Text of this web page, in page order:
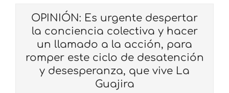
OPINIÓN: Es urgente despertar
la conciencia colectiva y hacer
un llamado a la acción, para
romper este ciclo de desatención
y desesperanza, que vive La
Guajira